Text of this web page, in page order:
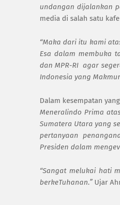
undangan dijalankan
media di salah satu
“Maka dari itu kami
Esa dalam membuka
dan MPR-RI agar
Indonesia yang
Dalam kesempatan
Meneralindo Prima
Sumatera Utara yang
pertanyaan
Presiden dalam
“Sangat melukai hati
berkeTuhanan.” Ujar